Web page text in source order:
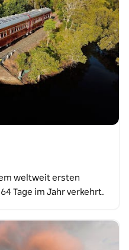
weltweit ersten
Tage im Jahr verkehrt.